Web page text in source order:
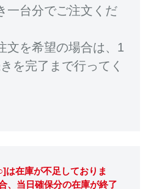
一台分でご注文くだ
文を希望の場合は、1
を完了まで行ってく
は在庫が不足しておりま
、当日確保分の在庫が終了